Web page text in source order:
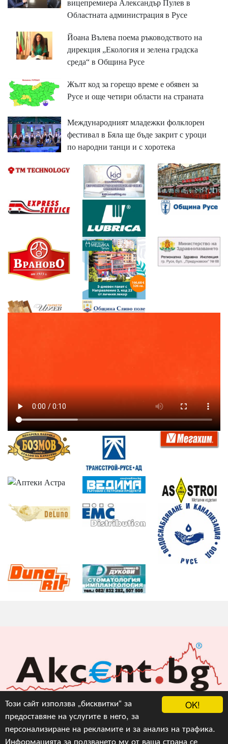
OK!
Този сайт използва „бисквитки“ за
предоставяне на услугите в него, за
персонализиране на рекламите и за анализ на трафика.
Информацията за ползването му от ваша страна се
вицепремиера Александър Пулев в
Областната администрация в Русе
Йоана Вълева поема ръководството на
дирекция „Екология и зелена градска
среда“ в Община Русе
Жълт код за горещо време е обявен за
Русе и още четири области на страната
Международният младежки фолклорен
фестивал в Бяла ще бъде закрит с уроци
по народни танци и с хоротека
Акцент БГ ЕООД
info@akcent.bg
Facebook